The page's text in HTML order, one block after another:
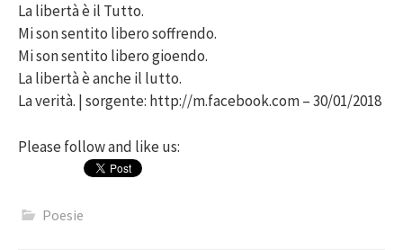
La libertà è il Tutto.
Mi son sentito libero soffrendo.
Mi son sentito libero gioendo.
La libertà è anche il lutto.
La verità. | sorgente: http://m.facebook.com – 30/01/2018
Please follow and like us:
Poesie